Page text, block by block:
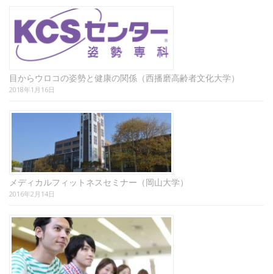
目からウロコの姿勢と健康の関係（西播磨高齢者文化大学）
2018年1月16日
メディカルフィットネスセミナー（岡山大学）
2016年2月14日